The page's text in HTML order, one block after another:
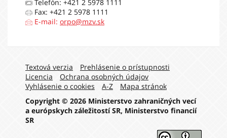
Telefón: +421 2 5978 1111
Fax: +421 2 5978 1111
E-mail: orpo@mzv.sk
Navigation:
Textová verzia
Prehlásenie o prístupnosti
Licencia
Ochrana osobných údajov
Vyhlásenie o cookies
A-Z
Mapa stránok
Copyright © 2026 Ministerstvo zahraničných vecí
a európskych záležitostí SR, Ministerstvo financií
SR